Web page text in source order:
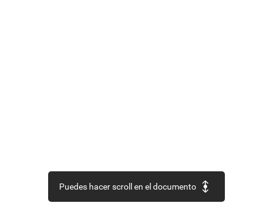
Puedes hacer scroll en el documento